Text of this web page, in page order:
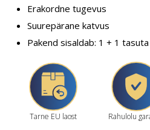
Erakordne tugevus
Suurepärane katvus
Pakend sisaldab: 1 + 1
Tarne EU laost Rahulolu